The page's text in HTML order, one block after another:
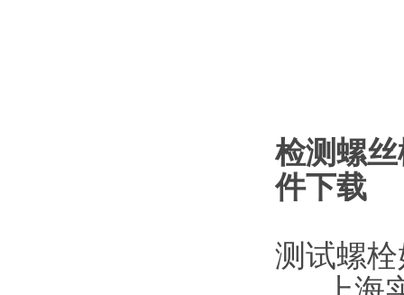
检测螺
件下载
测试螺